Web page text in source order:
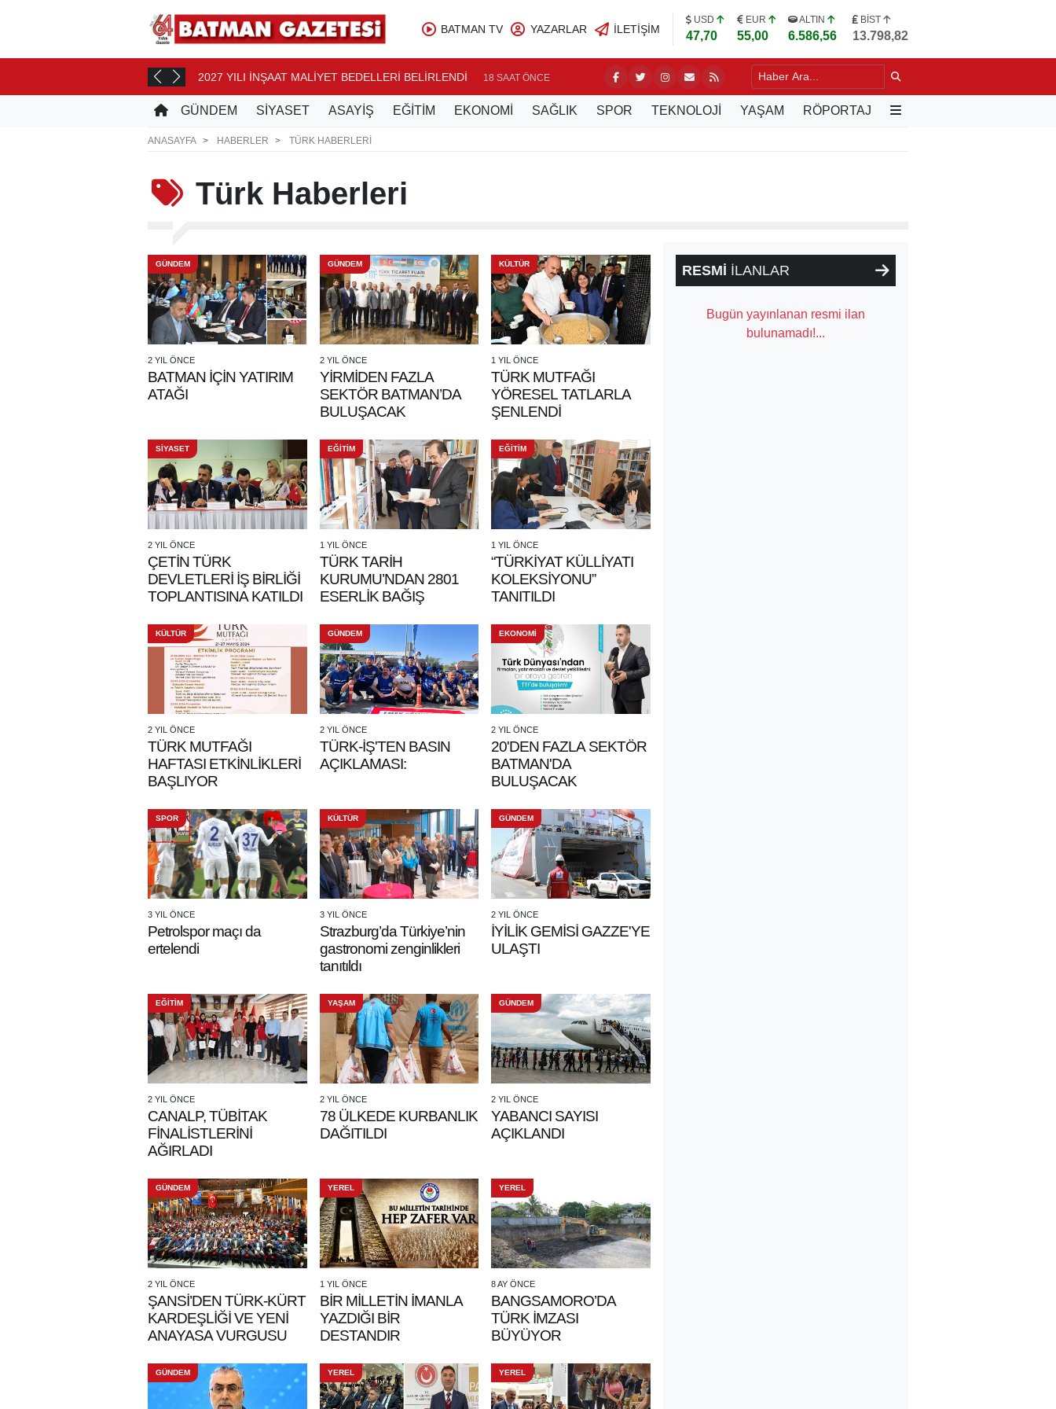
BATMAN TV YAZARLAR İLETIŞIM
USD
47,70
EUR
55,00
ALTIN
6.586,56
BİST
13.798,82
2027 YILI İNŞAAT MALİYET BEDELLERİ BELİRLENDİ 18 SAAT ÖNCE NASIROĞLU, VARŞOVA'DA TÜRK İŞ İNSANLARIYLA BULUŞTU
GÜNDEM SİYASET ASAYİŞ EĞİTİM EKONOMİ SAĞLIK SPOR TEKNOLOJİ YAŞAM RÖPORTAJ
ANASAYFA HABERLER TÜRK HABERLERI
Türk Haberleri
GÜNDEM
2 YIL ÖNCE
BATMAN İÇİN YATIRIM
ATAĞI
GÜNDEM
2 YIL ÖNCE
YİRMİDEN FAZLA
SEKTÖR BATMAN’DA
BULUŞACAK
KÜLTÜR
1 YIL ÖNCE
TÜRK MUTFAĞI
YÖRESEL TATLARLA
ŞENLENDİ
SİYASET
2 YIL ÖNCE
ÇETİN TÜRK
DEVLETLERİ İŞ BİRLİĞİ
TOPLANTISINA KATILDI
EĞİTİM
1 YIL ÖNCE
TÜRK TARİH
KURUMU’NDAN 2801
ESERLİK BAĞIŞ
EĞİTİM
1 YIL ÖNCE
“TÜRKİYAT KÜLLİYATI
KOLEKSİYONU”
TANITILDI
KÜLTÜR
2 YIL ÖNCE
TÜRK MUTFAĞI
HAFTASI ETKİNLİKLERİ
BAŞLIYOR
GÜNDEM
2 YIL ÖNCE
TÜRK-İŞ'TEN BASIN
AÇIKLAMASI:
EKONOMİ
2 YIL ÖNCE
20'DEN FAZLA SEKTÖR
BATMAN'DA
BULUŞACAK
SPOR
3 YIL ÖNCE
Petrolspor maçı da
ertelendi
KÜLTÜR
3 YIL ÖNCE
Strazburg’da Türkiye’nin
gastronomi zenginlikleri
tanıtıldı
GÜNDEM
2 YIL ÖNCE
İYİLİK GEMİSİ GAZZE'YE
ULAŞTI
EĞİTİM
2 YIL ÖNCE
CANALP, TÜBİTAK
FİNALİSTLERİNİ
AĞIRLADI
YAŞAM
2 YIL ÖNCE
78 ÜLKEDE KURBANLIK
DAĞITILDI
GÜNDEM
2 YIL ÖNCE
YABANCI SAYISI
AÇIKLANDI
GÜNDEM
2 YIL ÖNCE
ŞANSİ’DEN TÜRK-KÜRT
KARDEŞLİĞİ VE YENİ
ANAYASA VURGUSU
YEREL
1 YIL ÖNCE
BİR MİLLETİN İMANLA
YAZDIĞI BİR
DESTANDIR
YEREL
8 AY ÖNCE
BANGSAMORO’DA
TÜRK İMZASI
BÜYÜYOR
GÜNDEM YEREL YEREL
RESMİ İLANLAR
Bugün yayınlanan resmi ilan
bulunamadı!...